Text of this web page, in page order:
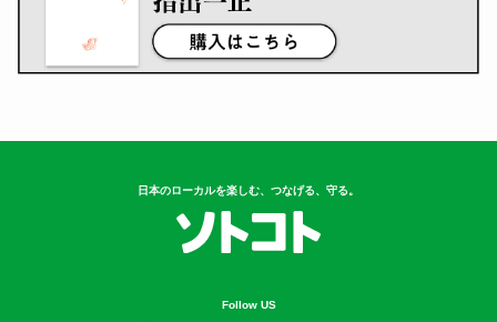
日本のローカルを楽しむ、つなげる、守る。
Follow US